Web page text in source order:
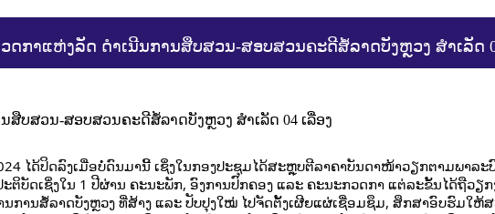
ວດກາແຫ່ງລັດ ດໍາເນີນການສືບສວນ-ສອບສວນຄະດີສໍ້ລາດບັງຫຼວງ ສໍາເລັດ
ໄດ້ປິດລົງເມື່ອບໍ່ດົນມານີ້ ເຊິ່ງໃນກອງປະຊຸມໄດ້ສະຫຼຸບຕີລາຄາບັນດາໜ້າວຽກຕາມພາ
ຕິບັດເຊິ່ງໃນ 1 ປີຜ່ານ ຄະນະພັກ, ອົງການປົກຄອງ ແລະ ຄະນະກວດກາ ແຕ່ລະຂັ້ນໄດ້ຖືວ
ການສໍ້ລາດບັງຫຼວງ ທີ່ສ້າງ ແລະ ປັບປຸງໃໝ່ ໄປຈັດຕັ້ງເຜີຍແຜ່ເຊື່ອມຊຶມ, ສຶກສາອົບຮົມໃ